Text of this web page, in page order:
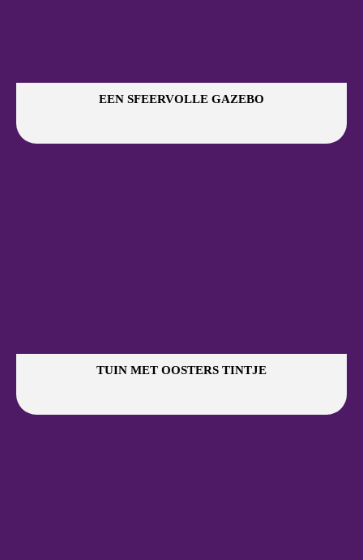
EEN SFEERVOLLE GAZEBO
TUIN MET OOSTERS TINTJE